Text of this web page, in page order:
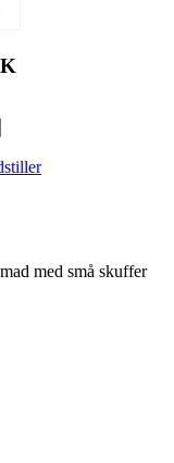
med små skuffer